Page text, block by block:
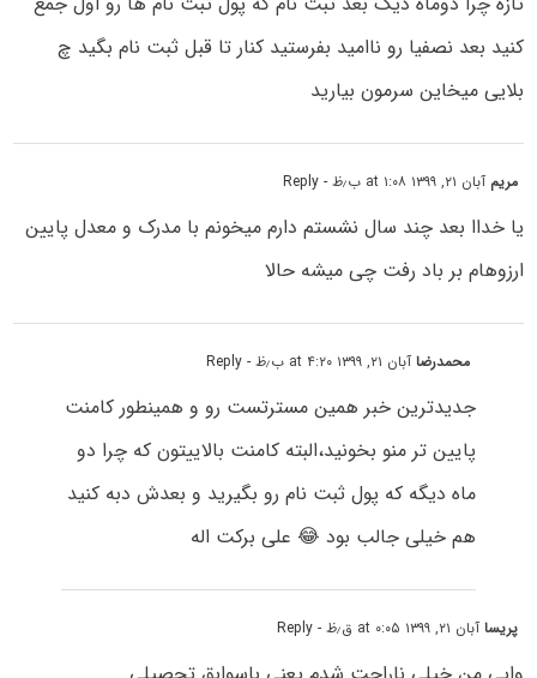
کنید بعد نصفیا رو ناامید بفرستید کنار تا قبل ثبت نام بگید چ
بلایی میخاین سرمون بیارید
مریم آبان ۲۱, ۱۳۹۹ at ۱:۰۸ ب٫ظ - Reply
یا خداا بعد چند سال نشستم دارم میخونم با مدرک و معدل پایین
ارزوهام بر باد رفت چی میشه حالا
محمدرضاآبان ۲۱, ۱۳۹۹ at ۴:۲۰ ب٫ظ - Reply
جدیدترین خبر همین مسترتست رو و همینطور کامنت
پایین تر منو بخونید،البته کامنت بالاییتون که چرا دو
ماه دیگه که پول ثبت نام رو بگیرید و بعدش دبه کنید
هم خیلی جالب بود 😂 علی برکت اله
پریساآبان ۲۱, ۱۳۹۹ at ۰:۰۵ ق٫ظ - Reply